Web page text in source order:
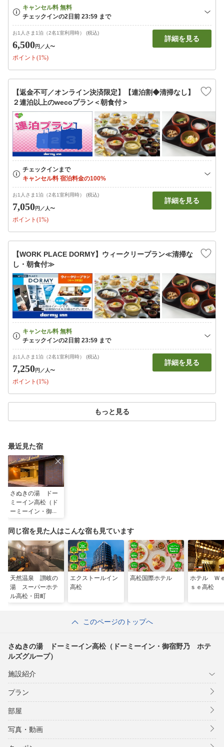
お1人さま1泊（2名1室利用時） (税込)
6,500円 ／人〜
ポイント(1%)
詳細を見る
【返金不可／オンライン決済限定】【連泊割◆清掃なし】
２連泊以上のwecoプラン＜朝食付＞
お1人さま1泊（2名1室利用時） (税込)
7,050円 ／人〜
ポイント(1%)
詳細を見る
【WORK PLACE DORMY】ウィークリープラン≪清掃な
し・朝食付≫
お1人さま1泊（2名1室利用時） (税込)
7,250円 ／人〜
ポイント(1%)
詳細を見る
もっと見る
最近見た宿
さぬきの湯 ドー
ミーイン高松（ド
ーミーイン・御宿
ループ）
同じ宿を見た人はこんな宿も見ています
天然温泉 讃岐の
湯 スーパーホテ
ル高松・田町
エクストールイン
高松
高松国際ホテル
ホテル Ｗ
ｓｅ高松
このページのトップへ
さぬきの湯 ドーミーイン高松（ドーミーイン・御宿野乃 ホテ
ルズグループ）
施設紹介
プラン
部屋
写真・動画